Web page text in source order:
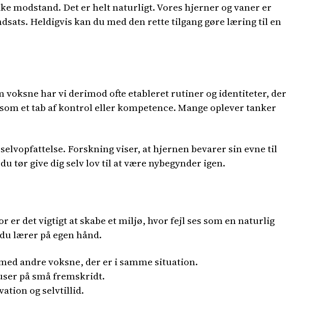
modstand. Det er helt naturligt. Vores hjerner og vaner er
Heldigvis kan du med den rette tilgang gøre læring til en
voksne har vi derimod ofte etableret rutiner og identiteter, der
et tab af kontrol eller kompetence. Mange oplever tanker
Forskning viser, at hjernen bevarer sin evne til
tør give dig selv lov til at være nybegynder igen.
det vigtigt at skabe et miljø, hvor fejl ses som en naturlig
lærer på egen hånd.
andre voksne, der er i samme situation.
på små fremskridt.
og selvtillid.